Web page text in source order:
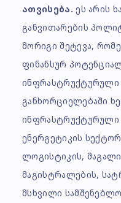
ათვისება. ეს არის
განვითარების
მორიგი შეტევა,
ფინანსურ
ინფრასტრუქტურული
განხორციელებაში
ენერგეტიკის
ლოგისტიკის,
მაგისტრალების,
მსხვილი